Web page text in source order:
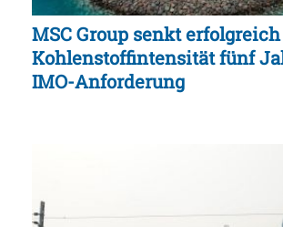
MSC Group senkt erfolgreich
Kohlenstoffintensität fünf
IMO-Anforderung